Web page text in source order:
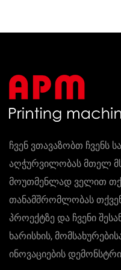
ჩვენ ვთავაზობთ ჩვენს
აღჭურვილობას მთელ
მოუთმენლად ველით
თანამშრომლობას
პროექტზე და ჩვენი
ხარისხის,
ინოვაციების